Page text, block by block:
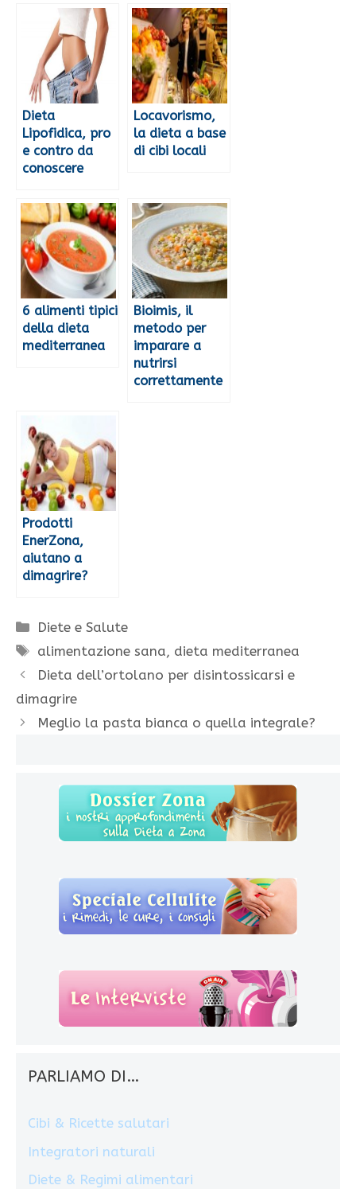
Dieta
Lipofidica, pro
e contro da
conoscere
Locavorismo,
la dieta a base
di cibi locali
6 alimenti tipici
della dieta
mediterranea
Bioimis, il
metodo per
imparare a
nutrirsi
correttamente
Prodotti
EnerZona,
aiutano a
dimagrire?
Categorie
Diete e Salute
Tag
alimentazione sana, dieta mediterranea
Dieta dell’ortolano per disintossicarsi e
dimagrire
Meglio la pasta bianca o quella integrale?
PARLIAMO DI…
Cibi & Ricette salutari
Integratori naturali
Diete & Regimi alimentari